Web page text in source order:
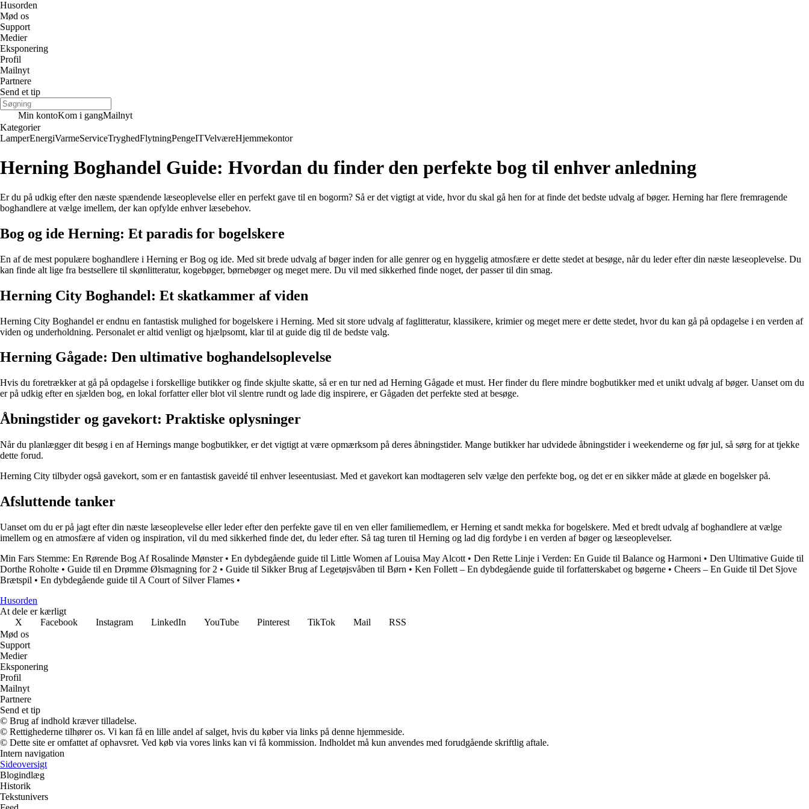
Husorden
Mød os
Support
Medier
Eksponering
Profil
Mailnyt
Partnere
Send et tip
Min kontoKom i gangMailnyt
Kategorier
LamperEnergiVarmeServiceTryghedFlytningPengeITVelværeHjemmekontor
Herning Boghandel Guide: Hvordan du finder den perfekte bog til enhver anledning
Er du på udkig efter den næste spændende læseoplevelse eller en perfekt gave til en bogorm? Så er det vigtigt at vide, hvor du skal gå hen for at finde det bedste udvalg af bøger. Herning har flere fremragende
boghandlere at vælge imellem, der kan opfylde enhver læsebehov.
Bog og ide Herning: Et paradis for bogelskere
En af de mest populære boghandlere i Herning er Bog og ide. Med sit brede udvalg af bøger inden for alle genrer og en hyggelig atmosfære er dette stedet at besøge, når du leder efter din næste læseoplevelse. Du
kan finde alt lige fra bestsellere til skønlitteratur, kogebøger, børnebøger og meget mere. Du vil med sikkerhed finde noget, der passer til din smag.
Herning City Boghandel: Et skatkammer af viden
Herning City Boghandel er endnu en fantastisk mulighed for bogelskere i Herning. Med sit store udvalg af faglitteratur, klassikere, krimier og meget mere er dette stedet, hvor du kan gå på opdagelse i en verden af
viden og underholdning. Personalet er altid venligt og hjælpsomt, klar til at guide dig til de bedste valg.
Herning Gågade: Den ultimative boghandelsoplevelse
Hvis du foretrækker at gå på opdagelse i forskellige butikker og finde skjulte skatte, så er en tur ned ad Herning Gågade et must. Her finder du flere mindre bogbutikker med et unikt udvalg af bøger. Uanset om du
er på udkig efter en sjælden bog, en lokal forfatter eller blot vil slentre rundt og lade dig inspirere, er Gågaden det perfekte sted at besøge.
Åbningstider og gavekort: Praktiske oplysninger
Når du planlægger dit besøg i en af Hernings mange bogbutikker, er det vigtigt at være opmærksom på deres åbningstider. Mange butikker har udvidede åbningstider i weekenderne og før jul, så sørg for at tjekke
dette forud.
Herning City tilbyder også gavekort, som er en fantastisk gaveidé til enhver leseentusiast. Med et gavekort kan modtageren selv vælge den perfekte bog, og det er en sikker måde at glæde en bogelsker på.
Afsluttende tanker
Uanset om du er på jagt efter din næste læseoplevelse eller leder efter den perfekte gave til en ven eller familiemedlem, er Herning et sandt mekka for bogelskere. Med et bredt udvalg af boghandlere at vælge
imellem og en atmosfære af viden og inspiration, vil du med sikkerhed finde det, du leder efter. Så tag turen til Herning og lad dig fordybe i en verden af bøger og læseoplevelser.
Min Fars Stemme: En Rørende Bog Af Rosalinde Mønster• En dybdegående guide til Little Women af Louisa May Alcott • Den Rette Linje i Verden: En Guide til Balance og Harmoni • Den Ultimative Guide til
Dorthe Roholte • Guide til en Drømme Ølsmagning for 2 • Guide til Sikker Brug af Legetøjsvåben til Børn • Ken Follett – En dybdegående guide til forfatterskabet og bøgerne • Cheers – En Guide til Det Sjove
Brætspil • En dybdegående guide til A Court of Silver Flames •
Husorden
At dele er kærligt
X
Facebook Instagram LinkedIn YouTube Pinterest TikTok Mail
RSS
Mød os
Support
Medier
Eksponering
Profil
Mailnyt
Partnere
Send et tip
© Brug af indhold kræver tilladelse.
© Rettighederne tilhører os. Vi kan få en lille andel af salget, hvis du køber via links på denne hjemmeside.
© Dette site er omfattet af ophavsret. Ved køb via vores links kan vi få kommission. Indholdet må kun anvendes med forudgående skriftlig aftale.
Intern navigation
Sideoversigt
Blogindlæg
Historik
Tekstunivers